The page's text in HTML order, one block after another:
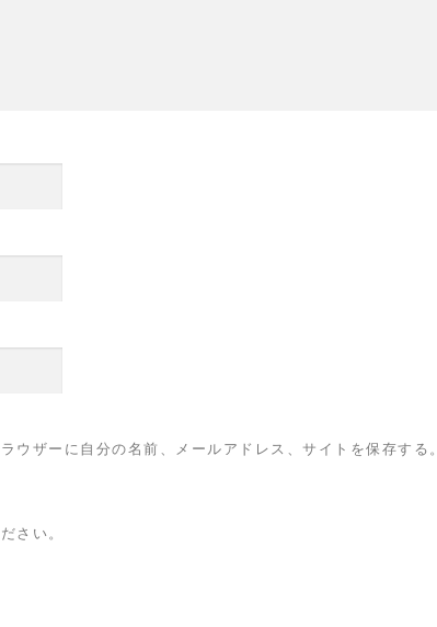
ウザーに自分の名前、メールアドレス、サイトを保存する。
さい。